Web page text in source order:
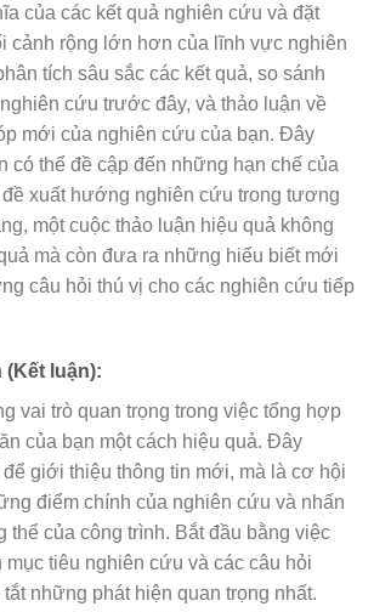
của các kết quả nghiên cứu và đặt
cảnh rộng lớn hơn của lĩnh vực nghiên
tích sâu sắc các kết quả, so sánh
cứu trước đây, và thảo luận về
mới của nghiên cứu của bạn. Đây
có thể đề cập đến những hạn chế của
xuất hướng nghiên cứu trong tương
một cuộc thảo luận hiệu quả không
mà còn đưa ra những hiểu biết mới
câu hỏi thú vị cho các nghiên cứu tiếp
(Kết luận):
vai trò quan trọng trong việc tổng hợp
của bạn một cách hiệu quả. Đây
giới thiệu thông tin mới, mà là cơ hội
điểm chính của nghiên cứu và nhấn
thể của công trình. Bắt đầu bằng việc
mục tiêu nghiên cứu và các câu hỏi
những phát hiện quan trọng nhất.